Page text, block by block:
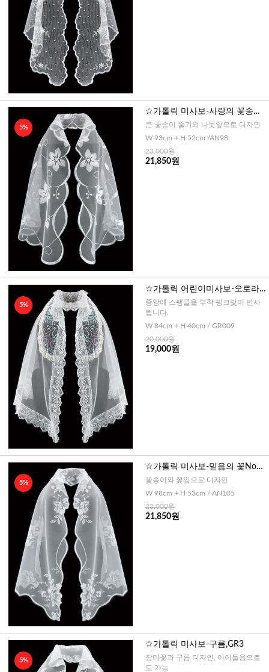
5%
☆가톨릭 미사보-사랑의 꽃송이
No98
큰 꽃송이 줄기와 나뭇잎으로 디자인
W 93cm + H 52cm /AN98
23,000원
21,850원
5%
☆가톨릭 어린이미사보-오로라
화관
중앙에 스팽글을 부착 핑크빛이 반사
됩니다.
W 84cm + H 40cm / GR009
20,000원
19,000원
5%
☆가톨릭 미사보-믿음의 꽃No10
5
꽃송이와 꽃잎으로 디자인
W 98cm + H 53cm / AN105
23,000원
21,850원
5%
☆가톨릭 미사보-구름,GR3
장미꽃과 구름 디자인, 아이들용으로
도 가능